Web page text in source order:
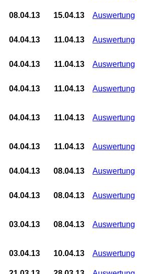
08.04.13 15.04.13
Auswertung
04.04.13 11.04.13 Auswertung
04.04.13 11.04.13
Auswertung
04.04.13 11.04.13 Auswertung
04.04.13 11.04.13 Auswertung
04.04.13 11.04.13 Auswertung
04.04.13 08.04.13
Auswertung
04.04.13 08.04.13 Auswertung
03.04.13 08.04.13 Auswertung
03.04.13 10.04.13 Auswertung